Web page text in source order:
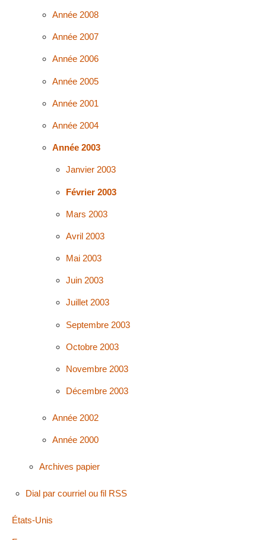
Année 2008
Année 2007
Année 2006
Année 2005
Année 2001
Année 2004
Année 2003
Janvier 2003
Février 2003
Mars 2003
Avril 2003
Mai 2003
Juin 2003
Juillet 2003
Septembre 2003
Octobre 2003
Novembre 2003
Décembre 2003
Année 2002
Année 2000
Archives papier
Dial par courriel ou fil RSS
États-Unis